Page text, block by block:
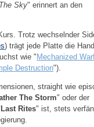
Sky" erinnert an den
Trotz wechselnder
) trägt jede Platte die
wie " Mechanized
Destruction").
straight wie
The Storm" oder der
Last Rites" ist, stets